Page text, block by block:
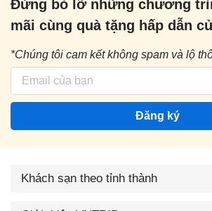
Đừng bỏ lỡ những chương
mãi cùng quà tặng hấp dẫn
*Chúng tôi cam kết không spam và lộ
Đăng ký
Khách sạn theo tỉnh thành